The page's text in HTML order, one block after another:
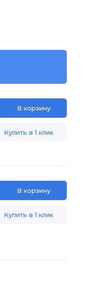
В корзину
Купить в 1 клик
В корзину
Купить в 1 клик